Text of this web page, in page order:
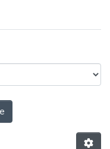
- अंक : दुसरा :